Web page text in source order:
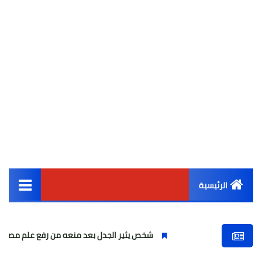
الرئيسية
أخبار مصر
شخص يثير الجدل بعد منعه من رفع علم مصر في أهرامات